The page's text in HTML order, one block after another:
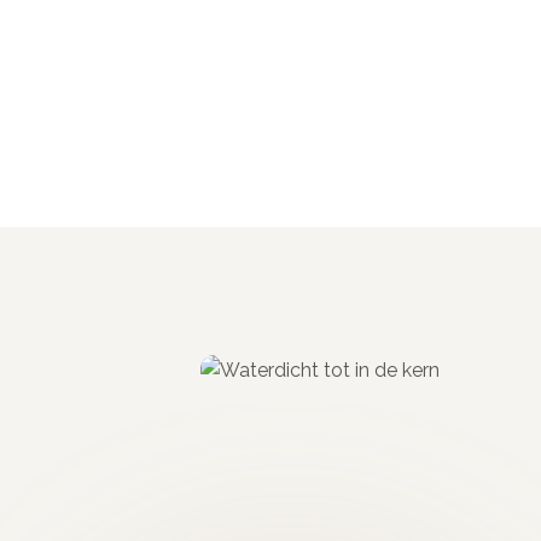
beweging. Je kunt het eventueel met water